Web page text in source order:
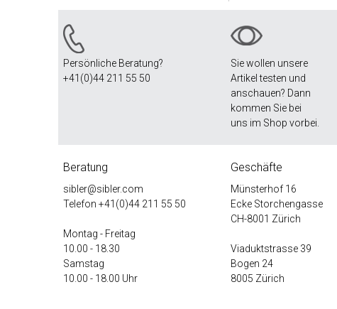
Persönliche Beratung?
+41(0)44 211 55 50
Sie wollen unsere
Artikel testen und
anschauen? Dann
kommen Sie bei
uns im Shop vorbei.
Beratung
sibler@sibler.com
Telefon +41(0)44 211 55 50
Montag - Freitag
10.00 - 18.30
Samstag
10.00 - 18.00 Uhr
Geschäfte
Münsterhof 16
Ecke Storchengasse
CH-8001 Zürich
Viaduktstrasse 39
Bogen 24
8005 Zürich